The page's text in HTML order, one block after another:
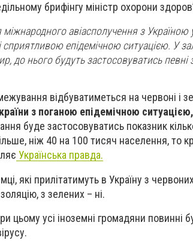
брифінгу міністр охорони
авіасполучення з Україною
епідемічною ситуацією. У
до нього будуть застосовуватись певні
відбуватиметься на червоні і
з поганою епідемічною
буде застосовуватись показник
ніж 40 на 100 тисяч населення, то
Українська правда.
які прилітатимуть в Україну з
з зелених – ні.
цьому усі іноземні громадяни повинні